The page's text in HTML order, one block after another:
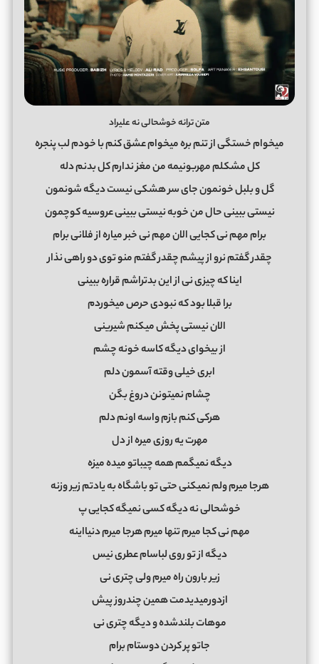
متن ترانه خوشحالی نه علیراد
میخوام خستگی از تنم بره میخوام عشق کنم با خودم لب پنجره
کل مشکلم مهربونیمه من مغز ندارم کل بدنم دله
گل و بلبل خونمون جای سر هشکی نیست دیگه شونمون
نیستی ببینی حال من خوبه نیستی ببینی عروسیه کوچمون
برام مهم نی کجایی الان مهم نی خبر میاره از فلانی برام
چقدر گفتم نرو از پیشم چقدر گفتم منو توی دو راهی نذار
اینا که چیزی نی از این بدتراشم قراره ببینی
برا قبلا بود که نبودی حرص میخوردم
الان نیستی پخش میکنم شیرینی
از بیخوای دیگه کاسه خونه چشم
ابری خیلی وقته آسمون دلم
چشام نمیتونن دروغ بگن
هرکی کنم بازم واسه اونم دلم
مهرت یه روزی میره از دل
دیگه نمیگمم همه چیباتو میده میزه
هرجا میرم ولم نمیکنی حتی تو باشگاه به یادتم زیر وزنه
ﺧﻮﺷﺤﺎﻟﻰ ﻧﻪ دﻳﮕﻪ ﻛﺴﻰ ﻧﻤﻴﮕﻪ ﻛﺠﺎﻳﻰ پ
ﻣﻬﻢ ﻧﻰ ﻛﺠﺎ ﻣﻴﺮم ﺗﻨﻬﺎ ﻣﻴﺮم ﻫﺮﺟﺎ ﻣﻴﺮم دﻧﻴﺎاﻳﻨﻪ
دﻳﮕﻪ از ﺗﻮ روی ﻟﺒﺎﺳﺎم ﻋﻄﺮی ﻧﻴﺲ
زﻳﺮ ﺑﺎرون راه ﻣﻴﺮم وﻟﻰ ﭼﺘﺮی ﻧﻰ
ازدورﻣﻴﺪﻳﺪﻣﺖ ﻫﻤﻴﻦ ﭼﻨﺪروز ﭘﻴﺶ
ﻣﻮﻫﺎت ﺑﻠﻨﺪﺷﺪه و دﻳﮕﻪ ﭼﺘﺮی ﻧﻰ
ﺟﺎﺗﻮ ﭘﺮ ﻛﺮدن دوﺳﺘﺎم ﺑﺮام